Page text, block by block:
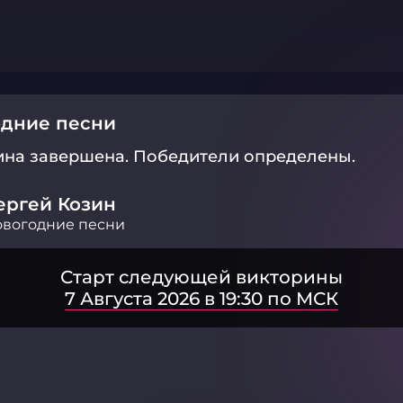
песни
завершена. Победители определены.
Козин
песни
Старт следующей викторины
7 Августа 2026 в 19:30 по МСК